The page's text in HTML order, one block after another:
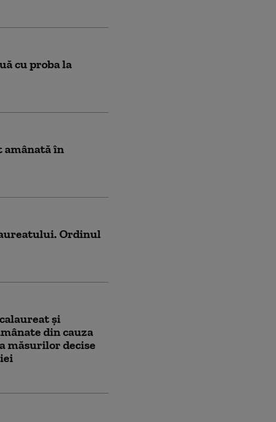
cu proba la
amânată în
Ordinul
și
din cauza
măsurilor decise